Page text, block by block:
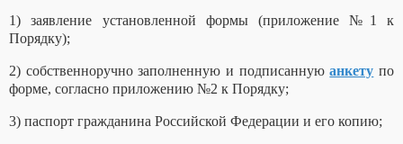
1) заявление установленной формы (приложение №1 к
Порядку);
2) собственноручно заполненную и подписаннуюанкету по
форме, согласно приложению №2 к Порядку;
3) паспорт гражданина Российской Федерации и его копию;